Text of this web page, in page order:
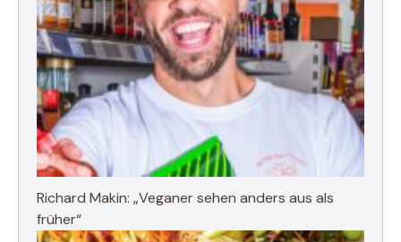
Richard Makin: „Veganer sehen anders aus als
früher“